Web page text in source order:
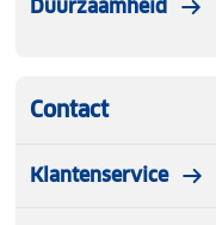
Duurzaamheid
Contact
Klantenservice